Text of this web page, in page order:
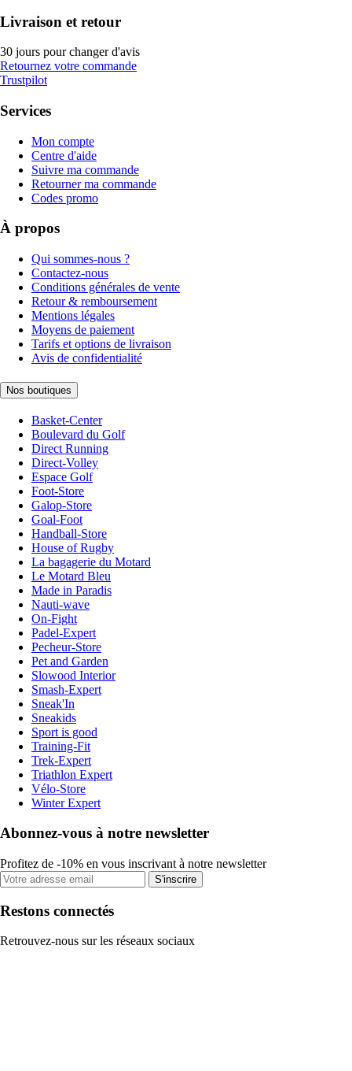
Livraison et retour
30 jours pour changer d'avis
Retournez votre commande
Trustpilot
Services
Mon compte
Centre d'aide
Suivre ma commande
Retourner ma commande
Codes promo
À propos
Qui sommes-nous ?
Contactez-nous
Conditions générales de vente
Retour & remboursement
Mentions légales
Moyens de paiement
Tarifs et options de livraison
Avis de confidentialité
Nos boutiques
Basket-Center
Boulevard du Golf
Direct Running
Direct-Volley
Espace Golf
Foot-Store
Galop-Store
Goal-Foot
Handball-Store
House of Rugby
La bagagerie du Motard
Le Motard Bleu
Made in Paradis
Nauti-wave
On-Fight
Padel-Expert
Pecheur-Store
Pet and Garden
Slowood Interior
Smash-Expert
Sneak'In
Sneakids
Sport is good
Training-Fit
Trek-Expert
Triathlon Expert
Vélo-Store
Winter Expert
Abonnez-vous à notre newsletter
Profitez de -10% en vous inscrivant à notre newsletter
S'inscrire
Restons connectés
Retrouvez-nous sur les réseaux sociaux